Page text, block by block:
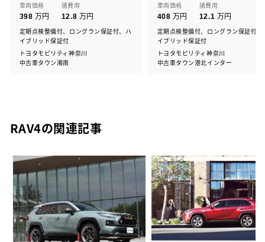
車両価格
398 万円
諸費用
12.8 万円
定期点検整備付、ロングラン保証付、ハ
イブリッド保証付
トヨタモビリティ神奈川
中古車タウン湘南
車両価格
408 万円
諸費用
12.1 万円
定期点検整備付、ロングラン保証付、
イブリッド保証付
トヨタモビリティ神奈川
中古車タウン港北インター
RAV4の関連記事